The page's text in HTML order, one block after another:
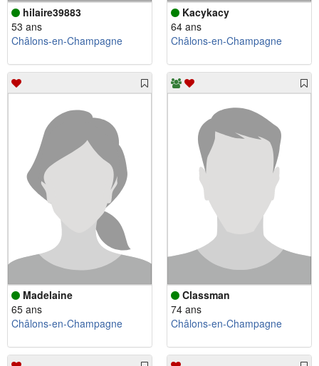
hilaire39883
53 ans
Châlons-en-Champagne
Kacykacy
64 ans
Châlons-en-Champagne
Madelaine
65 ans
Châlons-en-Champagne
Classman
74 ans
Châlons-en-Champagne